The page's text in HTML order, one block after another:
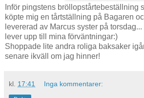
Inför pingstens bröllopstårtebeställning
köpte mig en tårtställning på Bagaren
levererad av Marcus syster på
lever upp till mina förväntningar:)
Shoppade lite andra roliga baksaker
senare ikväll om jag hinner!
kl. 17:41 Inga kommentarer: